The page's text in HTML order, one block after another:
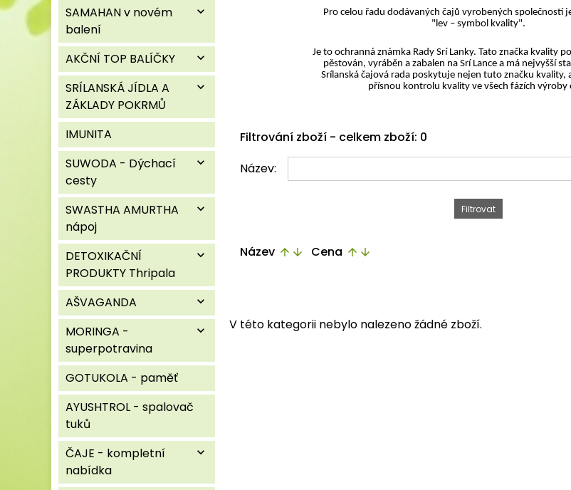
SAMAHAN v novém
balení
expand_more
AKČNÍ TOP BALÍČKY expand_more
SRÍLANSKÁ JÍDLA A
ZÁKLADY POKRMŮ
expand_more
IMUNITA
SUWODA - Dýchací
cesty
expand_more
SWASTHA AMURTHA
nápoj
expand_more
DETOXIKAČNÍ
PRODUKTY Thripala
expand_more
AŠVAGANDA expand_more
MORINGA -
superpotravina
expand_more
GOTUKOLA - paměť
AYUSHTROL - spalovač
tuků
ČAJE - kompletní
nabídka
expand_more
Pro celou řadu dodávaných čajů vyrobených společností
"lev – symbol kvality".
Je to ochranná známka Rady Srí Lanky. Tato značka kvality
pěstován, vyráběn a zabalen na Srí Lance a má nejvyšší
Srílanská čajová rada poskytuje nejen tuto značku kvality,
přísnou kontrolu kvality ve všech fázích výroby
Filtrování zboží - celkem zboží: 0
Název:
Název arrow_upward arrow_downward Cena arrow_upward arrow_downward
V této kategorii nebylo nalezeno žádné zboží.